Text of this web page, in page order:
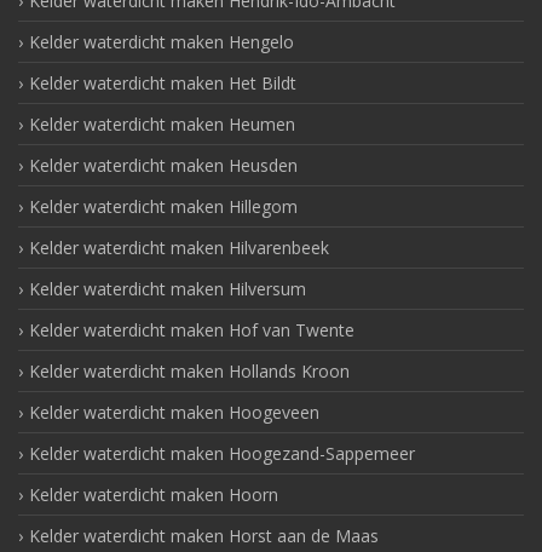
Kelder waterdicht maken Hengelo
Kelder waterdicht maken Het Bildt
Kelder waterdicht maken Heumen
Kelder waterdicht maken Heusden
Kelder waterdicht maken Hillegom
Kelder waterdicht maken Hilvarenbeek
Kelder waterdicht maken Hilversum
Kelder waterdicht maken Hof van Twente
Kelder waterdicht maken Hollands Kroon
Kelder waterdicht maken Hoogeveen
Kelder waterdicht maken Hoogezand-Sappemeer
Kelder waterdicht maken Hoorn
Kelder waterdicht maken Horst aan de Maas